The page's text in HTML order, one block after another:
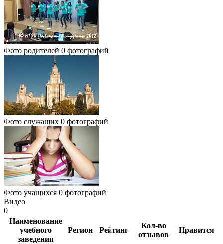
Фото родителей 0 фотографий
Фото служащих 0 фотографий
Фото учащихся 0 фотографий
Видео
0
Наименование
учебного
заведения
Регион Рейтинг
Кол-во
отзывов
Нравится